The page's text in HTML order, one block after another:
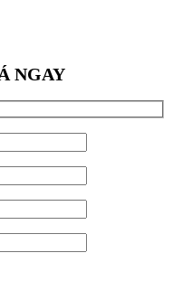
NGAY